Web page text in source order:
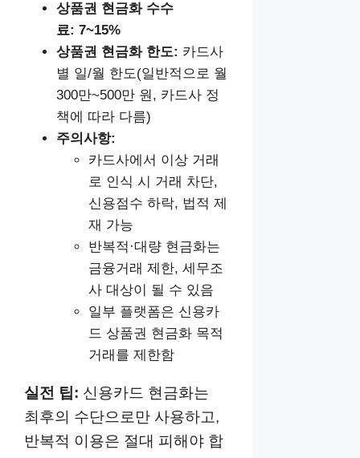
상품권 현금화 수수
료: 7~15%
상품권 현금화 한도: 카드사
별 일/월 한도(일반적으로 월
300만~500만 원, 카드사 정
책에 따라 다름)
주의사항:
카드사에서 이상 거래
로 인식 시 거래 차단,
신용점수 하락, 법적 제
재 가능
반복적·대량 현금화는
금융거래 제한, 세무조
사 대상이 될 수 있음
일부 플랫폼은 신용카
드 상품권 현금화 목적
거래를 제한함
실전 팁: 신용카드 현금화는
최후의 수단으로만 사용하고,
반복적 이용은 절대 피해야 합